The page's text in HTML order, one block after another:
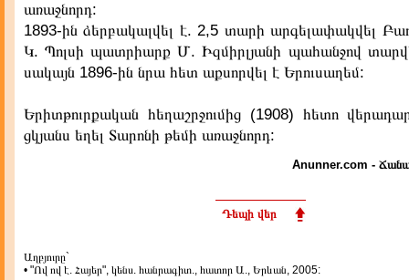
առաջնորդ:
1893-ին ձերբակալվել է. 2,5 տարի արգելափակվել
Կ. Պոլսի պատրիարք Մ. Իզմիրլյանի պահանջով
սակայն 1896-ին նրա հետ աքսորվել է Երուսաղեմ:
Երիտթուրքական հեղաշրջումից (1908) հետո
ցկյանս եղել Տարոնի թեմի առաջնորդ:
Anunner.com -
Դեպի վեր
Աղբյուրը`
• "Ով ով է. Հայեր", կենս. հանրագիտ., հատոր Ա., Երևան, 2005: